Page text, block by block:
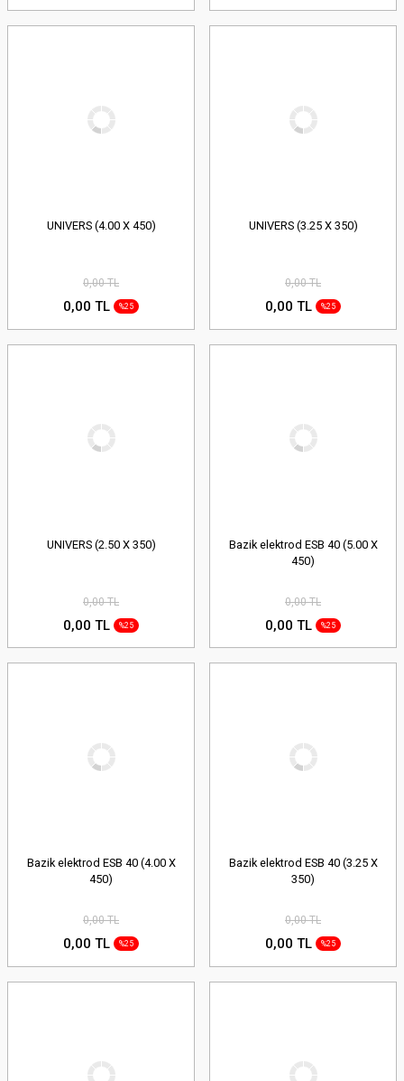
UNIVERS (4.00 X 450)
0,00 TL
0,00 TL %25
UNIVERS (3.25 X 350)
0,00 TL
0,00 TL %25
UNIVERS (2.50 X 350)
0,00 TL
0,00 TL %25
Bazik elektrod ESB 40 (5.00 X
450)
0,00 TL
0,00 TL %25
Bazik elektrod ESB 40 (4.00 X
450)
0,00 TL
0,00 TL %25
Bazik elektrod ESB 40 (3.25 X
350)
0,00 TL
0,00 TL %25